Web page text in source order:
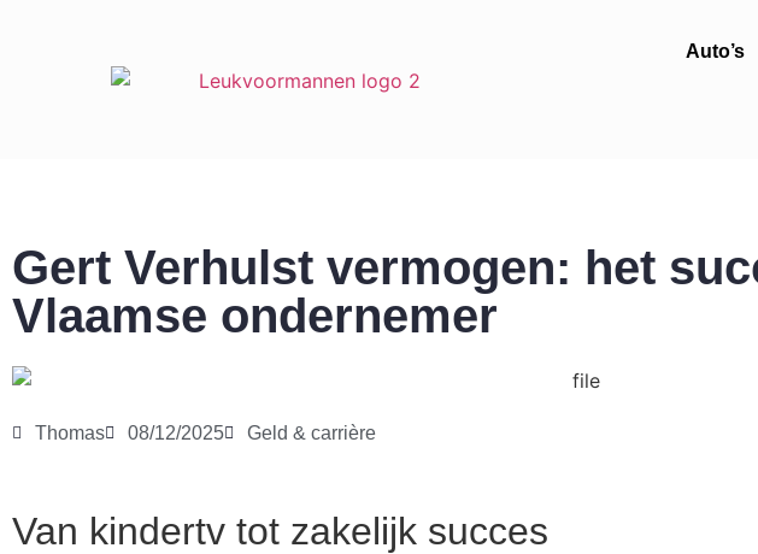
Auto’s
Gert Verhulst vermogen: het
Vlaamse ondernemer
Thomas 08/12/2025 Geld & carrière
Van kindertv tot zakelijk succes